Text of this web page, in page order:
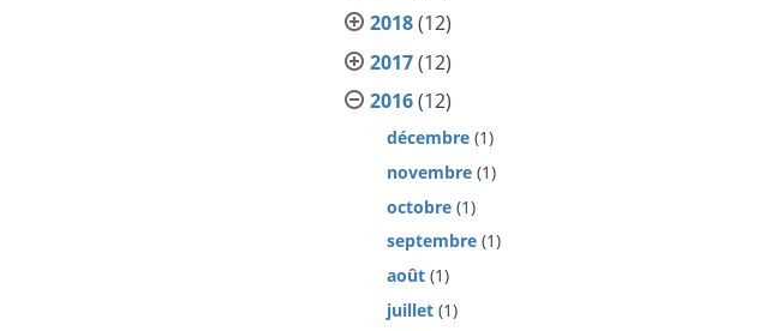
2018(12)
2017(12)
2016(12)
décembre (1)
novembre (1)
octobre (1)
septembre (1)
août (1)
juillet (1)